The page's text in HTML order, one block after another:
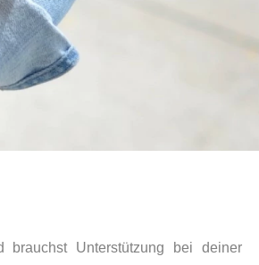
brauchst Unterstützung bei deiner